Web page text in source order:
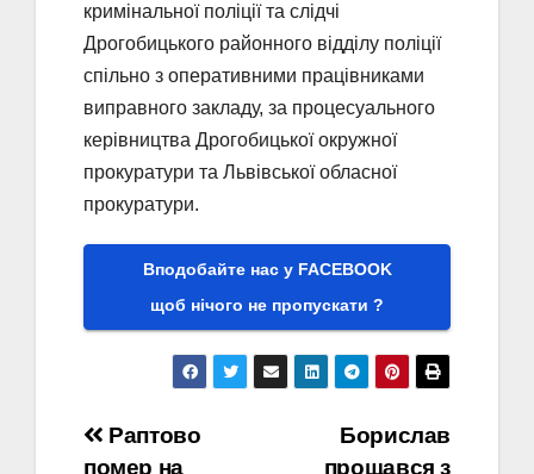
кримінальної поліції та слідчі
Дрогобицького районного відділу поліції
спільно з оперативними працівниками
виправного закладу, за процесуального
керівництва Дрогобицької окружної
прокуратури та Львівської обласної
прокуратури.
Вподобайте нас у FACEBOOK
щоб нічого не пропускати ?
Навігація
Борислав
прощався з
Раптово
помер на